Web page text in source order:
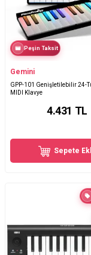
Peşin Taksit
Gemini
GPP-101 Genişletilebilir 24-
MIDI Klavye
4.431 TL
Sepete